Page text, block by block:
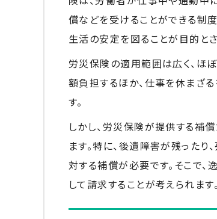
償などを受けることができる制
生活の安定を図ることが目的と
労災保険の適用範囲は広く、ほ
額負担するほか、仕事を休まざ
す。
しかし、労災保険が提供する補
ます。特に、後遺障害が残った
対する補償が必要です。そこで
して請求することが考えられます。